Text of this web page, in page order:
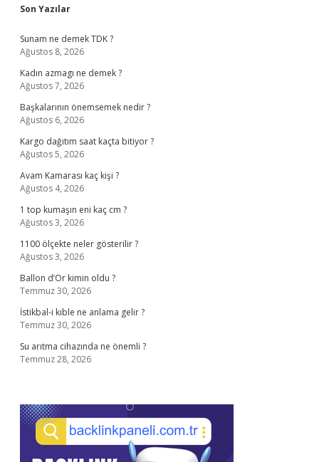
Sidebar
Son Yazılar
Sunam ne demek TDK ?
Ağustos 8, 2026
Kadın azmagı ne demek ?
Ağustos 7, 2026
Başkalarının önemsemek nedir ?
Ağustos 6, 2026
Kargo dağıtım saat kaçta bitiyor ?
Ağustos 5, 2026
Avam Kamarası kaç kişi ?
Ağustos 4, 2026
1 top kumaşın eni kaç cm ?
Ağustos 3, 2026
1100 ölçekte neler gösterilir ?
Ağustos 3, 2026
Ballon d’Or kimin oldu ?
Temmuz 30, 2026
İstikbal-i kıble ne anlama gelir ?
Temmuz 30, 2026
Su arıtma cihazında ne önemli ?
Temmuz 28, 2026